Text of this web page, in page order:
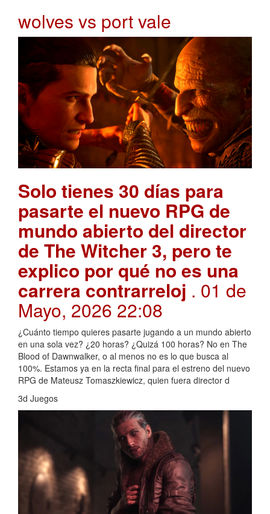
wolves vs port vale
Solo tienes 30 días para
pasarte el nuevo RPG de
mundo abierto del director
de The Witcher 3, pero te
explico por qué no es una
carrera contrarreloj . 01 de
Mayo, 2026 22:08
¿Cuánto tiempo quieres pasarte jugando a un mundo abierto
en una sola vez? ¿20 horas? ¿Quizá 100 horas? No en The
Blood of Dawnwalker, o al menos no es lo que busca al
100%. Estamos ya en la recta final para el estreno del nuevo
RPG de Mateusz Tomaszkiewicz, quien fuera director d
3d Juegos